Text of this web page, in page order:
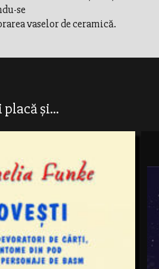
se
vaselor de ceramică.
placă și...